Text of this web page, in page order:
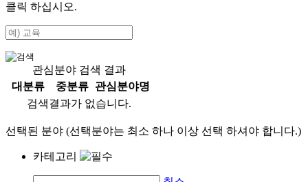
클릭 하십시오.
관심분야 검색 결과
대분류
중분류
관심분야명
검색결과가 없습니다.
선택된 분야 (선택분야는 최소 하나 이상 선택 하셔야 합니다.)
카테고리